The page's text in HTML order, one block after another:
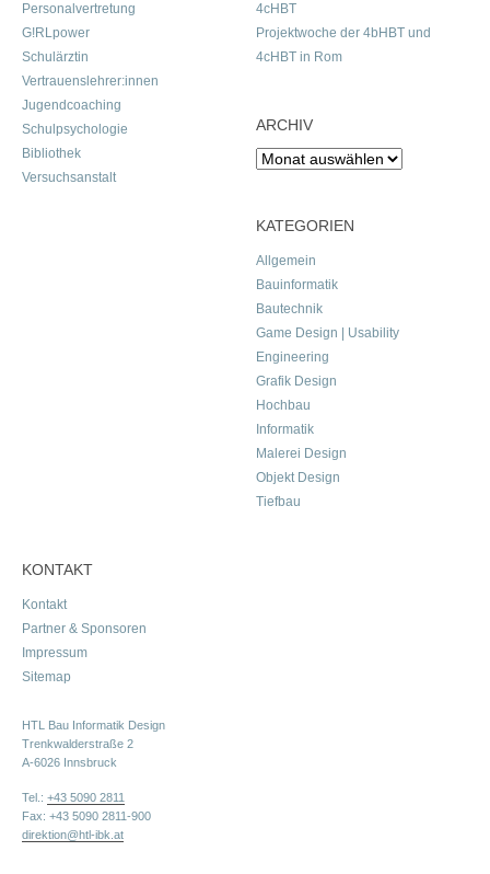
Personalvertretung
G!RLpower
Schulärztin
Vertrauenslehrer:innen
Jugendcoaching
Schulpsychologie
Bibliothek
Versuchsanstalt
4cHBT
Projektwoche der 4bHBT und
4cHBT in Rom
ARCHIV
Archiv
KATEGORIEN
Allgemein
Bauinformatik
Bautechnik
Game Design | Usability
Engineering
Grafik Design
Hochbau
Informatik
Malerei Design
Objekt Design
Tiefbau
KONTAKT
Kontakt
Partner & Sponsoren
Impressum
Sitemap
HTL Bau Informatik Design
Trenkwalderstraße 2
A-6026 Innsbruck
Tel.: +43 5090 2811
Fax: +43 5090 2811-900
direktion@htl-ibk.at